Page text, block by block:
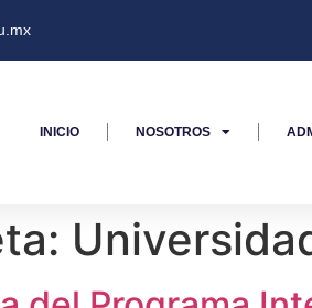
INICIO NOSOTROS